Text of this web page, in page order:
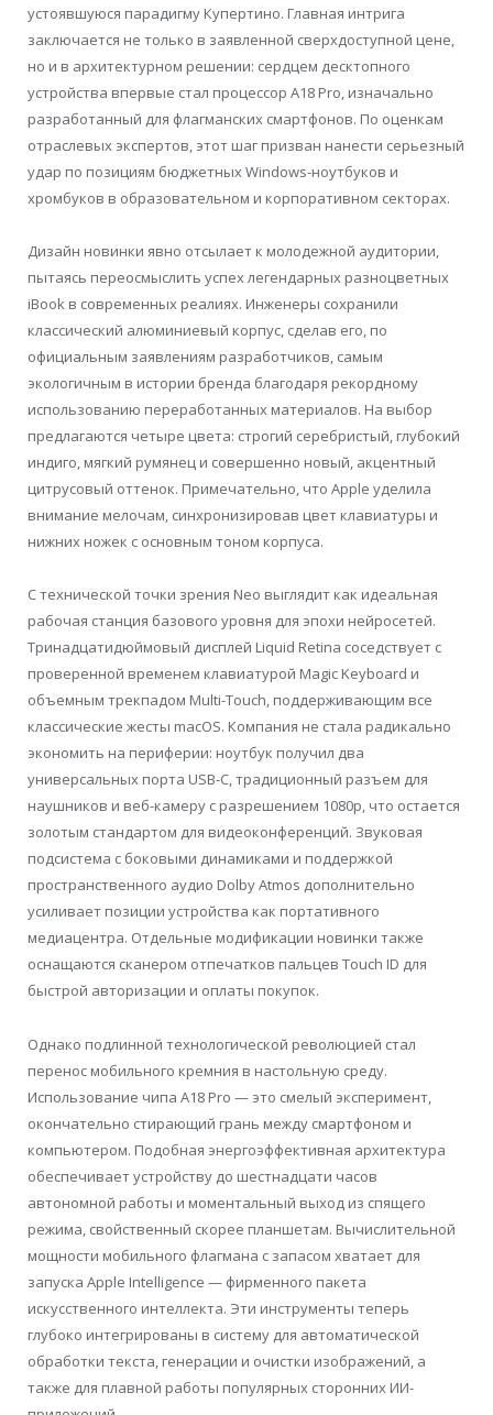
устоявшуюся парадигму Купертино. Главная интрига
заключается не только в заявленной сверхдоступной цене,
но и в архитектурном решении: сердцем десктопного
устройства впервые стал процессор A18 Pro, изначально
разработанный для флагманских смартфонов. По оценкам
отраслевых экспертов, этот шаг призван нанести серьезный
удар по позициям бюджетных Windows-ноутбуков и
хромбуков в образовательном и корпоративном секторах.
Дизайн новинки явно отсылает к молодежной аудитории,
пытаясь переосмыслить успех легендарных разноцветных
iBook в современных реалиях. Инженеры сохранили
классический алюминиевый корпус, сделав его, по
официальным заявлениям разработчиков, самым
экологичным в истории бренда благодаря рекордному
использованию переработанных материалов. На выбор
предлагаются четыре цвета: строгий серебристый, глубокий
индиго, мягкий румянец и совершенно новый, акцентный
цитрусовый оттенок. Примечательно, что Apple уделила
внимание мелочам, синхронизировав цвет клавиатуры и
нижних ножек с основным тоном корпуса.
С технической точки зрения Neo выглядит как идеальная
рабочая станция базового уровня для эпохи нейросетей.
Тринадцатидюймовый дисплей Liquid Retina соседствует с
проверенной временем клавиатурой Magic Keyboard и
объемным трекпадом Multi-Touch, поддерживающим все
классические жесты macOS. Компания не стала радикально
экономить на периферии: ноутбук получил два
универсальных порта USB-C, традиционный разъем для
наушников и веб-камеру с разрешением 1080p, что остается
золотым стандартом для видеоконференций. Звуковая
подсистема с боковыми динамиками и поддержкой
пространственного аудио Dolby Atmos дополнительно
усиливает позиции устройства как портативного
медиацентра. Отдельные модификации новинки также
оснащаются сканером отпечатков пальцев Touch ID для
быстрой авторизации и оплаты покупок.
Однако подлинной технологической революцией стал
перенос мобильного кремния в настольную среду.
Использование чипа A18 Pro — это смелый эксперимент,
окончательно стирающий грань между смартфоном и
компьютером. Подобная энергоэффективная архитектура
обеспечивает устройству до шестнадцати часов
автономной работы и моментальный выход из спящего
режима, свойственный скорее планшетам. Вычислительной
мощности мобильного флагмана с запасом хватает для
запуска Apple Intelligence — фирменного пакета
искусственного интеллекта. Эти инструменты теперь
глубоко интегрированы в систему для автоматической
обработки текста, генерации и очистки изображений, а
также для плавной работы популярных сторонних ИИ-